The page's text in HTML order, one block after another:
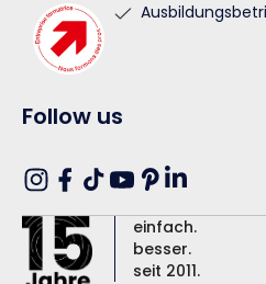
Follow us
Instagram
Facebook
TikTokYouTube
Pinterest
Translation
missing:
einfach.
besser.
seit 2011.